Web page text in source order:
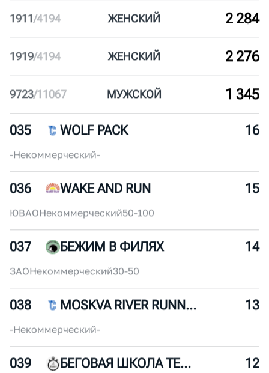
1911/4194 ЖЕНСКИЙ 2 284
1919/4194
9723 11067 МУЖСКОЙ 1 345
035 WOLF PACK 16
-Некоммерческий-
036 WAKE AND RUN 15
ЮВАО Некоммерческий50-100
037 БЕЖИМ В ФИЛЯХ 14
ЗАОНекоммерческий 30-50